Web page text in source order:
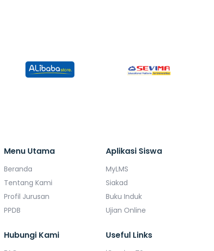
Menu Utama
Beranda
Tentang Kami
Profil Jurusan
PPDB
Hubungi Kami
Aplikasi Siswa
MyLMS
Siakad
Buku Induk
Ujian Online
Useful Links